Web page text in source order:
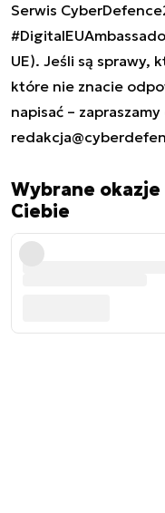
Serwis
UE). Jeśli są sprawy,
które nie znacie
napisać –
Wybrane okazje
Ciebie